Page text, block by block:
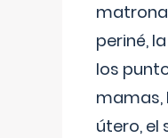
periné,
los
mamas,
útero, el